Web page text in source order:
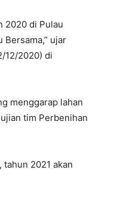
2020 di Pulau
Bersama,” ujar
12/2020) di
menggarap lahan
tim Perbenihan
2021 akan